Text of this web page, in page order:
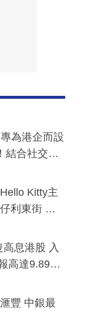
為港企而設
結合社交聆
傳短片Kitty主
利東街 推
列息港股 入
高達9.89
豐 中銀最